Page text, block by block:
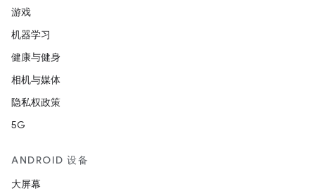
游戏
机器学习
健康与健身
相机与媒体
隐私权政策
5G
ANDROID 设备
大屏幕